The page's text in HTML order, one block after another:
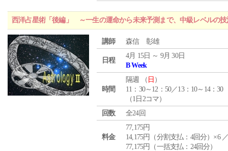
西洋占星術「後編」 ～一生の運命から未来予測まで、中級レベルの技
講師 森信 彰雄
日程
4月 15日 ～ 9月 30日
B Week
時間
隔週 （ 日 ）
11：30～12：50／13：10～14：30
（1日2コマ）
回数
全24回
料金
77,175円
14,175円（分割支払：4回分）×6
77,175円（一括支払：24回分）